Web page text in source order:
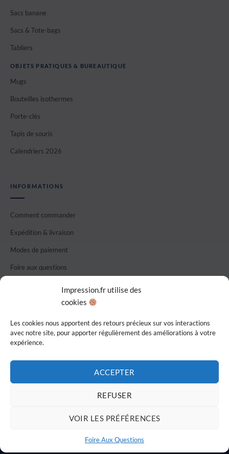
Impression.fr utilise des
cookies
Les cookies nous apportent des retours précieux sur vos interactions
avec notre site, pour apporter régulièrement des améliorations à votre
expérience.
ACCEPTER
REFUSER
VOIR LES PRÉFÉRENCES
Foire Aux Questions
Sacs banane
Sacs & Tote-bags
Tabliers
OBJETS PRATIQUES & BUREAUTIQUE
Mugs
Bouteilles isothermes
Porte-clés
Tapis de souris
Calendriers 2026
INFORMATIONS
Comment commander
Expédition & livraison
Modes de paiement
Foire aux questions
Confidentialité
Imprimé en France
Visa MasterCard
CONTACT LIVRAISON FAQ CGU